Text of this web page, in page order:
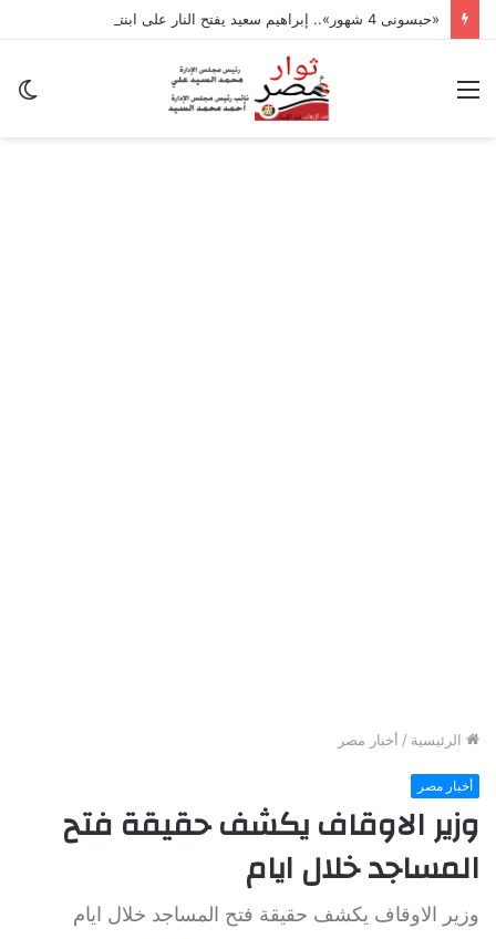
القائمة
الرئيسية / أخبار مصر
أخبار مصر
وزير الاوقاف يكشف حقيقة فتح
المساجد خلال ايام
وزير الاوقاف يكشف حقيقة فتح المساجد خلال ايام